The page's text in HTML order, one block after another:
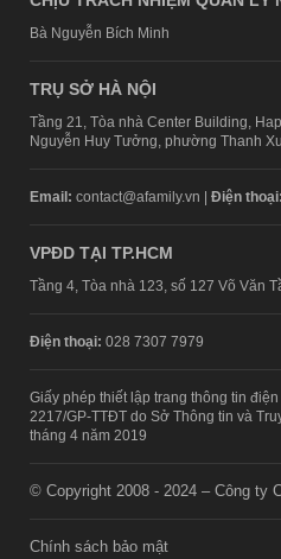
Bà Nguyễn Bích Minh
TRỤ SỞ HÀ NỘI
Tầng 21, Tòa nhà Center Building,
Nguyễn Huy Tưởng, phường Thanh
Email: contact@afamily.vn | Điện thoại:
VPĐD TẠI TP.HCM
Tầng 4, Tòa nhà 123, số 127 Võ Văn
Điện thoại: 028 7307 7979
Giấy phép thiết lập trang thông tin
2217/GP-TTĐT do Sở Thông tin và
tháng 4 năm 2019
© Copyright 2008 - 2024 – Công ty
Chính sách bảo mật